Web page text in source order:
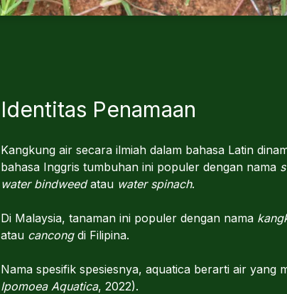
Identitas Penamaan
Kangkung air secara ilmiah dalam bahasa Latin
bahasa Inggris tumbuhan ini populer dengan nama
water bindweedatau water spinach.
Di Malaysia, tanaman ini populer dengan nama
atau cancongdi Filipina.
Nama spesifik spesiesnya, aquatica berarti air
Ipomoea Aquatica, 2022).